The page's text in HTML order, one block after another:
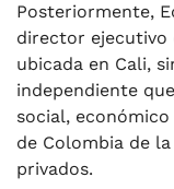
Posteriormente,
director ejecutivo
ubicada en Cali,
independiente
social,
de Colombia de
privados.